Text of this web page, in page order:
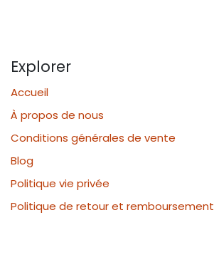
Explorer
Accueil
À propos de nous
Conditions générales de vente
Blog
Politique vie privée
Politique de retour et remboursement